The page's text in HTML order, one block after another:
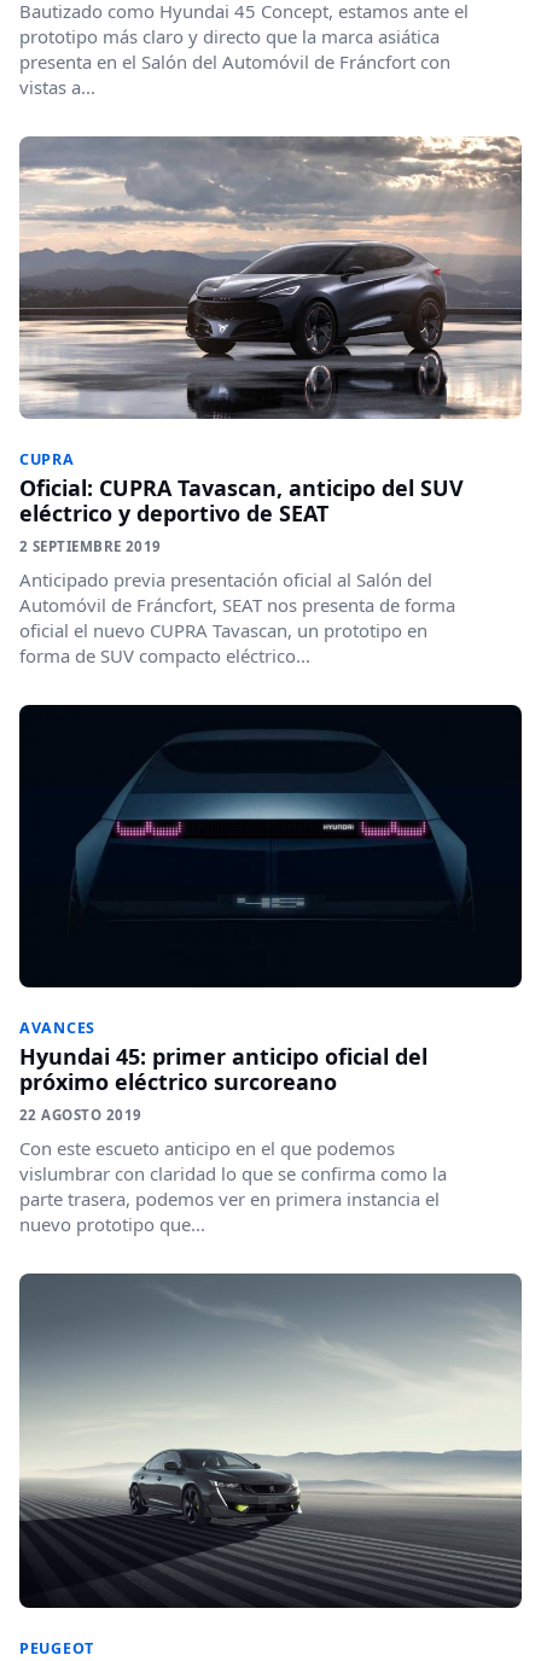
Bautizado como Hyundai 45 Concept, estamos ante el
prototipo más claro y directo que la marca asiática
presenta en el Salón del Automóvil de Fráncfort con
vistas a...
CUPRA
Oficial: CUPRA Tavascan, anticipo del SUV
eléctrico y deportivo de SEAT
2 SEPTIEMBRE 2019
Anticipado previa presentación oficial al Salón del
Automóvil de Fráncfort, SEAT nos presenta de forma
oficial el nuevo CUPRA Tavascan, un prototipo en
forma de SUV compacto eléctrico...
AVANCES
Hyundai 45: primer anticipo oficial del
próximo eléctrico surcoreano
22 AGOSTO 2019
Con este escueto anticipo en el que podemos
vislumbrar con claridad lo que se confirma como la
parte trasera, podemos ver en primera instancia el
nuevo prototipo que...
PEUGEOT